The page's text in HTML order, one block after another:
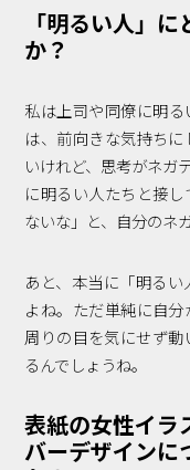
「明るい人」
か？
私は上司や同僚に明
は、前向きな気持ち
いけれど、思考がネガ
に明るい人たちと接
ないな」と、自分のネ
あと、本当に「明る
よね。ただ単純に自分
周りの目を気にせず
るんでしょうね。
表紙の女性イラ
バーデザインに